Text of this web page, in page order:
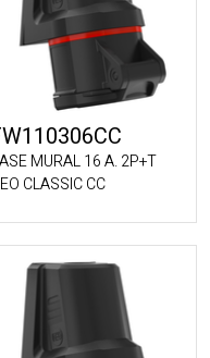
MURAL 16 A. 2P+T
CLASSIC CC